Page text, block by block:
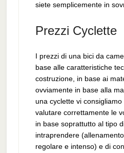
siete semplicemente in
Prezzi Cyclette
I prezzi di una bici da
base alle caratteristiche
costruzione, in base ai
ovviamente in base alla
una cyclette vi
valutare correttamente le
in base soprattutto al tipo
intraprendere
regolare e intenso) e di